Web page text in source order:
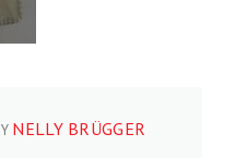
NELLY BRÜGGER